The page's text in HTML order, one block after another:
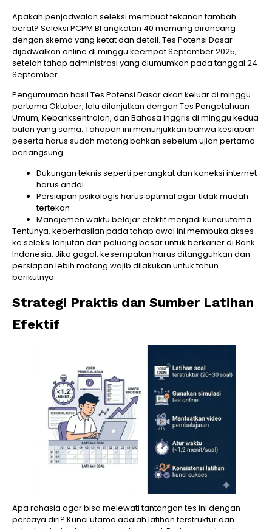
Apakah penjadwalan seleksi membuat tekanan tambah
berat? Seleksi PCPM BI angkatan 40 memang dirancang
dengan skema yang ketat dan detail. Tes Potensi Dasar
dijadwalkan online di minggu keempat September 2025,
setelah tahap administrasi yang diumumkan pada tanggal 24
September.
Pengumuman hasil Tes Potensi Dasar akan keluar di minggu
pertama Oktober, lalu dilanjutkan dengan Tes Pengetahuan
Umum, Kebanksentralan, dan Bahasa Inggris di minggu kedua
bulan yang sama. Tahapan ini menunjukkan bahwa kesiapan
peserta harus sudah matang bahkan sebelum ujian pertama
berlangsung.
Dukungan teknis seperti perangkat dan koneksi internet
harus andal
Persiapan psikologis harus optimal agar tidak mudah
tertekan
Manajemen waktu belajar efektif menjadi kunci utama
Tentunya, keberhasilan pada tahap awal ini membuka akses
ke seleksi lanjutan dan peluang besar untuk berkarier di Bank
Indonesia. Jika gagal, kesempatan harus ditangguhkan dan
persiapan lebih matang wajib dilakukan untuk tahun
berikutnya.
Strategi Praktis dan Sumber Latihan
Efektif
Apa rahasia agar bisa melewati tantangan tes ini dengan
percaya diri? Kunci utama adalah latihan terstruktur dan